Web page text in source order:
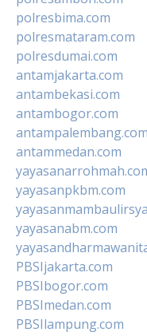
polresbima.com
polresmataram.com
polresdumai.com
antamjakarta.com
antambekasi.com
antambogor.com
antampalembang.com
antammedan.com
yayasanpkbm.com
yayasanabm.com
PBSIjakarta.com
PBSIbogor.com
PBSImedan.com
PBSIlampung.com